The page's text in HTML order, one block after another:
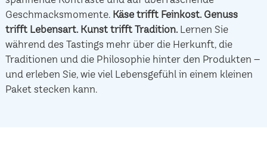
Geschmacksmomente. Käse trifft Feinkost. Genuss
trifft Lebensart. Kunst trifft Tradition.Lernen Sie
während des Tastings mehr über die Herkunft, die
Traditionen und die Philosophie hinter den Produkten –
und erleben Sie, wie viel Lebensgefühl in einem kleinen
Paket stecken kann.